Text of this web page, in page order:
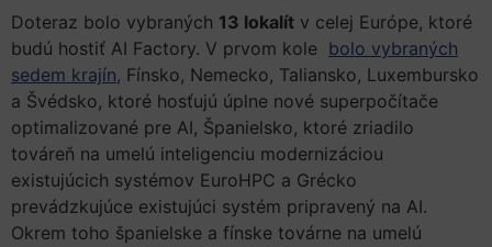
Doteraz bolo vybraných 13 lokalít v celej Európe, ktoré
budú hostiť AI Factory. V prvom kole bolo vybraných
sedem krajín, Fínsko, Nemecko, Taliansko, Luxembursko
a Švédsko, ktoré hosťujú úplne nové superpočítače
optimalizované pre AI, Španielsko, ktoré zriadilo
továreň na umelú inteligenciu modernizáciou
existujúcich systémov EuroHPC a Grécko
prevádzkujúce existujúci systém pripravený na AI.
Okrem toho španielske a fínske továrne na umelú